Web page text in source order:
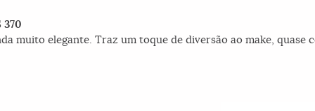
muito elegante. Traz um toque de diversão ao make,